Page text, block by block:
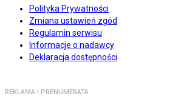
Polityka Prywatności
Zmiana ustawień zgód
Regulamin serwisu
Informacje o nadawcy
Deklaracja dostępności
REKLAMA I PRENUMERATA